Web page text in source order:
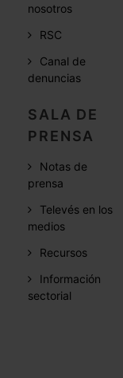
nosotros
RSC
Canal de
denuncias
SALA DE
PRENSA
Notas de
prensa
Televés en los
medios
Recursos
Información
sectorial